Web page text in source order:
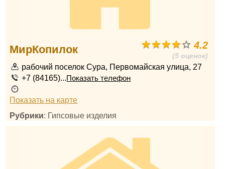
4.2
(5 оценок)
МирКопилок
рабочий поселок Сура, Первомайская улица, 27
+7 (84165)...Показать телефон
Показать на карте
Рубрики: Гипсовые изделия